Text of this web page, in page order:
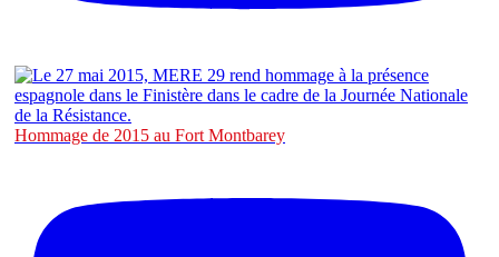
Hommage de 2015 au Fort Montbarey